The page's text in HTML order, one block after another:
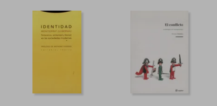
55%